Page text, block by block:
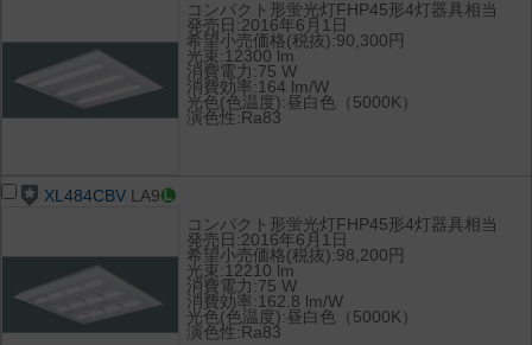
コンパクト形蛍光灯FHP45形4灯器具相当
発売日:2016年6月1日
希望小売価格(税抜):90,300円
光束:12300 lm
消費電力:75 W
消費効率:164 lm/W
光色(色温度):昼白色（5000K）
演色性:Ra83
XL484CBV LA9
コンパクト形蛍光灯FHP45形4灯器具相当
発売日:2016年6月1日
希望小売価格(税抜):98,200円
光束:12210 lm
消費電力:75 W
消費効率:162.8 lm/W
光色(色温度):昼白色（5000K）
演色性:Ra83